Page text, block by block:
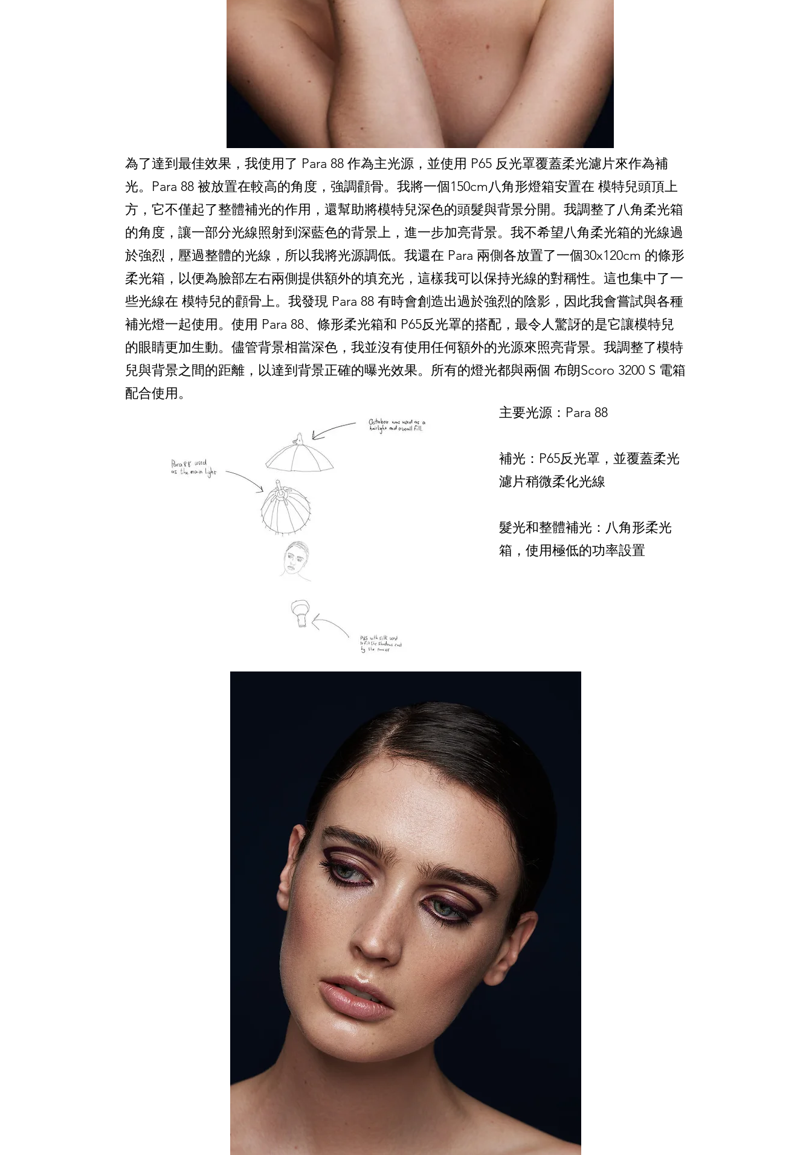
為了達到最佳效果，我使用了 Para 88 作為主光源，並使用 P65 反光罩覆蓋柔光濾片來作為補
光。Para 88 被放置在較高的角度，強調顴骨。我將一個150cm八角形燈箱安置在 模特兒頭頂上
方，它不僅起了整體補光的作用，還幫助將模特兒深色的頭髮與背景分開。我調整了八角柔光箱
的角度，讓一部分光線照射到深藍色的背景上，進一步加亮背景。我不希望八角柔光箱的光線過
於強烈，壓過整體的光線，所以我將光源調低。我還在 Para 兩側各放置了一個30x120cm 的條形
柔光箱，以便為臉部左右兩側提供額外的填充光，這樣我可以保持光線的對稱性。這也集中了一
些光線在 模特兒的顴骨上。我發現 Para 88 有時會創造出過於強烈的陰影，因此我會嘗試與各種
補光燈一起使用。使用 Para 88、條形柔光箱和 P65反光罩的搭配，最令人驚訝的是它讓模特兒
的眼睛更加生動。儘管背景相當深色，我並沒有使用任何額外的光源來照亮背景。我調整了模特
兒與背景之間的距離，以達到背景正確的曝光效果。所有的燈光都與兩個 布朗Scoro 3200 S 電箱
配合使用。
主要光源：Para 88
補光：P65反光罩，並覆蓋柔光
濾片稍微柔化光線
髮光和整體補光：八角形柔光
箱，使用極低的功率設置